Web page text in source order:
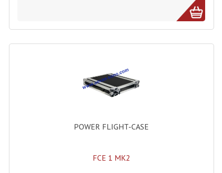
Enceintes Amplifiées Actives
Enceintes, Système Amplifiés
Caisson De Basse Amplifié
POWER FLIGHT-CASE
FCE 1 MK2